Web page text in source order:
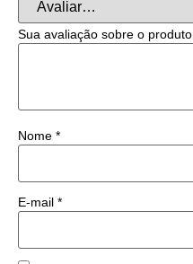
Sua avaliação sobre o produto
Nome *
E-mail *